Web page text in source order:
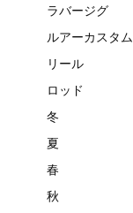
ラバージグ
ルアーカスタム
リール
ロッド
冬
夏
春
秋